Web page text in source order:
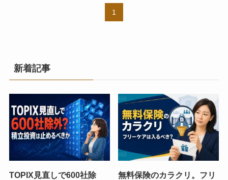
1
新着記事
TOPIX見直しで600社除
無料保険のカラクリ。フリ